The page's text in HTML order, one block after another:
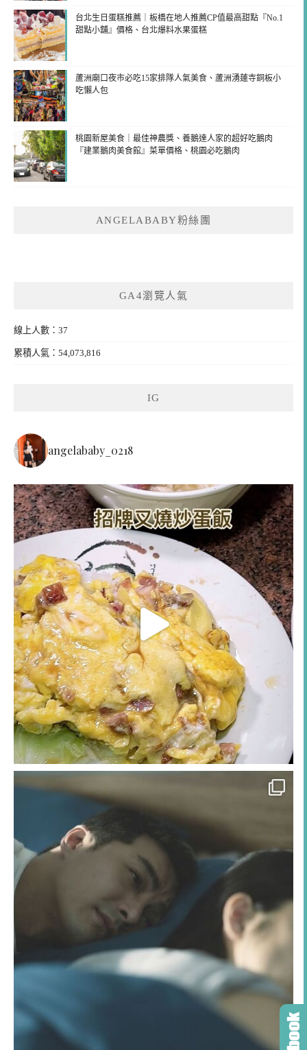
台北生日蛋糕推薦｜板橋在地人推薦CP值最高甜點『No.1
甜點小舖』價格、台北爆料水果蛋糕
蘆洲廟口夜市必吃15家排隊人氣美食、蘆洲湧蓮寺銅板小
吃懶人包
桃園新屋美食｜最佳神農獎、養鵝達人家的超好吃鵝肉
『建業鵝肉美食館』菜單價格、桃園必吃鵝肉
ANGELABABY粉絲團
GA4瀏覽人氣
線上人數：37
累積人氣：54,073,816
IG
angelababy_0218